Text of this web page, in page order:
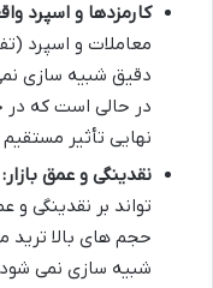
کارمزدها و اسپرد
معاملات و اسپرد
دقیق شبیه سازی
در حالی است که در
نهایی تأثیر مستقیم
نقدینگی و عمق بازار:
تواند بر نقدینگی و
حجم های بالا ترید
شبیه سازی نمی